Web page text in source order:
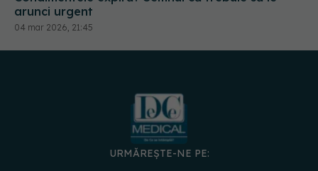
URMĂREȘTE-NE PE:
DESCARCĂ APLICAȚIA